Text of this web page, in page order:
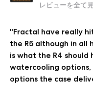
レビューを全て
"Fractal have really
the R5 although in all
is what the R4
watercooling options,
options the case